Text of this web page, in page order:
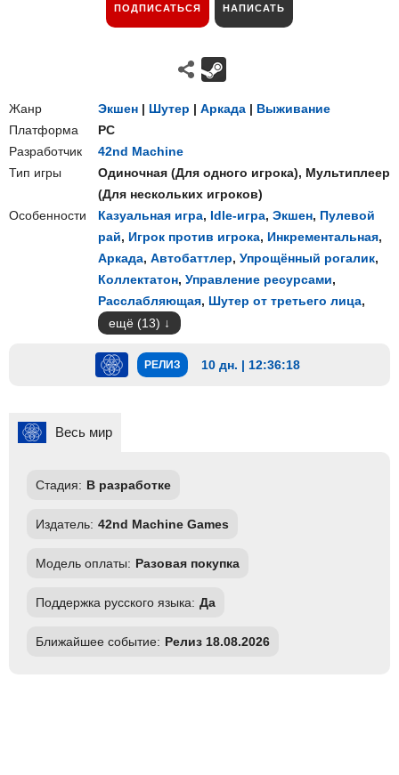
ПОДПИСАТЬСЯ НАПИСАТЬ
Жанр Экшен | Шутер | Аркада | Выживание
Платформа
PC
Разработчик
42nd Machine
Тип игры
Одиночная (Для одного игрока), Мультиплеер
(Для нескольких игроков)
Особенности
Казуальная игра, Idle-игра, Экшен, Пулевой
рай, Игрок против игрока, Инкрементальная,
Аркада, Автобаттлер, Упрощённый рогалик,
Коллектатон, Управление ресурсами,
Расслабляющая, Шутер от третьего лица,
ещё (13)
РЕЛИЗ 10 дн. | 12:36:17
Весь мир
Стадия: В разработке
Издатель: 42nd Machine Games
Модель оплаты: Разовая покупка
Поддержка русского языка: Да
Ближайшее событие: Релиз 18.08.2026